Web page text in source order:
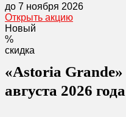
до 7 ноября 2026
Открыть акцию
Новый
%
скидка
«Astoria Grande»
августа 2026 года